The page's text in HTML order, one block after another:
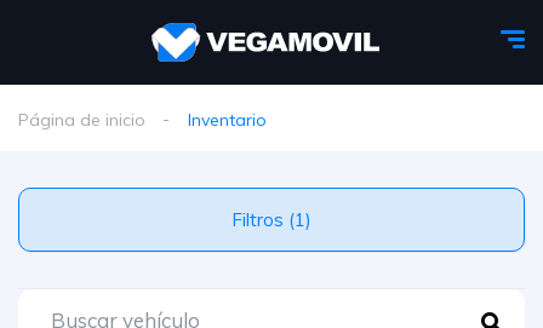
Página de inicio Inventario
Filtros (1)